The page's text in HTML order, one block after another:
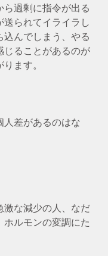
ら過剰に指令が出る
送られてイライラし
込んでしまう、やる
じることがあるのが
ます。
人差があるのはな
激な減少の人、なだ
ホルモンの変調にた